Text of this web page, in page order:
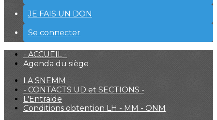
JE FAIS UN DON
Se connecter
- ACCUEIL -
Agenda du siège
LA SNEMM
- CONTACTS UD et SECTIONS -
L'Entraide
Conditions obtention LH - MM - ONM